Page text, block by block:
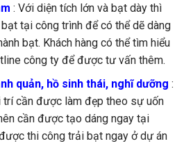
: Với diện tích lớn và bạt dày thì
tại công trình để có thể dẽ dàng
bạt. Khách hàng có thể tìm hiểu
công ty để được tư vấn thêm.
quản, hồ sinh thái, nghĩ dưỡng :
trí cần được làm đẹp theo sự uốn
cần được tạo dáng ngay tại
thi công trải bạt ngay ở dự án